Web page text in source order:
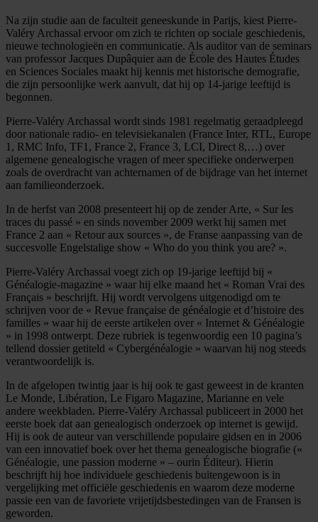
Na zijn studie aan de faculteit geneeskunde in Parijs, kiest Pierre-
Valéry Archassal ervoor om zich te richten op sociale geschiedenis,
nieuwe technologieën en communicatie. Als auditor van de seminars
van professor Jacques Dupâquier aan de École des Hautes Études
en Sciences Sociales maakt hij kennis met historische demografie,
die zijn persoonlijke werk aanvult, dat hij op 14-jarige leeftijd is
begonnen.
Pierre-Valéry Archassal wordt sinds 1981 regelmatig geraadpleegd
door nationale radio- en televisiekanalen (France Inter, RTL, Europe
1, RMC Info, TF1, France 2, France 3, LCI, Direct 8,…) over
algemene genealogische vragen of meer specifieke onderwerpen
zoals de overdracht van achternamen of de bijdrage van het internet
aan familieonderzoek.
In de herfst van 2008 presenteert hij op de zender Arte, « Sur les
traces du passé » en sinds november 2009 werkt hij samen met
France 2 aan « Retour aux sources », de Franse aanpassing van de
succesvolle Engelstalige show « Who do you think you are? ».
Pierre-Valéry Archassal voegt zich op 19-jarige leeftijd bij «
Généalogie-magazine » waar hij elke maand het « Roman Vrai des
Français » beschrijft. Hij wordt vervolgens uitgenodigd om te
schrijven voor de « Revue française de généalogie et d’histoire des
familles » waar hij de eerste artikelen over « Internet & Généalogie
» in 1998 ontwerpt. Deze rubriek is tegenwoordig een 10 pagina’s
tellend dossier getiteld « Cybergénéalogie » waarvan hij nog steeds
verantwoordelijk is.
In de afgelopen twintig jaar is hij ook te gast geweest in de kranten
Le Monde, Libération, Le Figaro Magazine, Marianne en vele
andere weekbladen. Pierre-Valéry Archassal publiceert in 2000 het
eerste boek dat aan genealogisch onderzoek op internet is gewijd.
Hij is ook de auteur van verschillende populaire gidsen en in 2006
van een innovatief boek over het thema genealogische biografie («
Généalogie, une passion moderne » – ourin Éditeur). Hierin
beschrijft hij hoe individuele geschiedenis buitengewoon is in
vergelijking met officiële geschiedenis en waarom deze moderne
passie een van de favoriete vrijetijdsbestedingen van de Fransen is
geworden.